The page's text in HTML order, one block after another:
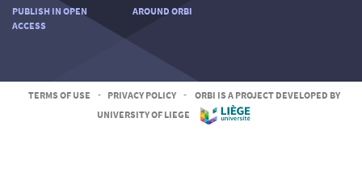
PUBLISH IN OPEN
ACCESS
AROUND ORBI
TERMS OF USE - PRIVACY POLICY -
ORBI IS A PROJECT DEVELOPED BY
UNIVERSITY OF LIEGE